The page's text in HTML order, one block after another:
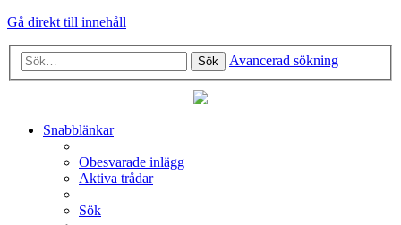
Gå direkt till innehåll
Sök Avancerad sökning
Snabblänkar
Obesvarade inlägg
Aktiva trådar
Sök